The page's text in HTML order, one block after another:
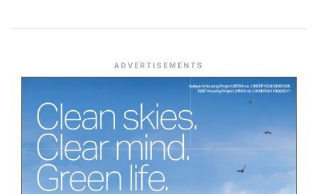
ADVERTISEMENTS